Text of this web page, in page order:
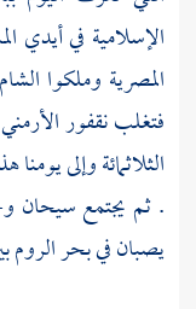
الإسلامية في أيدي
المصرية وملكوا الشام
فتغلبنقفور
الثلاثمائة وإلى
. ثم يجتمعسيحان
يصبان فيبحر الروم